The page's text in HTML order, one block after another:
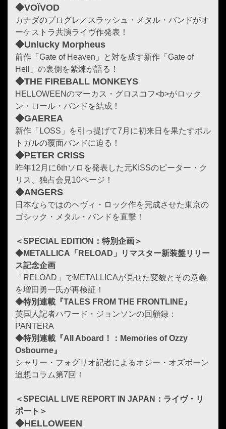
◆VOÏVOD
カナダのプログレ／スラッシュ・メタル・バンドがオ
ーケストラ共演ライヴ作発表！
◆Unlucky Morpheus
前作「Gate of Heaven」と対を成す新作「Gate of
Hell」の裏側を紫煉が語る！
◆THE FIREBALL MONKEYS
HELLOWEENのマーカス・グロスコフ<b>がロック
ン・ロール・バンドを結成！
◆GAEREA
新作「LOSS」を引っ提げて7月に初来日を果たすポル
トガルの覆面バンドに迫る！
◆PETER CRISS
昨年12月に6thソロを発表した元KISSのピーター・ク
リス、独占会見10ページ！
◆ANGERS
日本ならではのヘヴィ・ロック作を完成させた東京の
ゴシック・メタル・バンドを直撃！
＜SPECIAL EDITION：特別企画＞
◆METALLICA「RELOAD」リマスター新装盤リリー
ス記念企画
「RELOAD」でMETALLICAが見せた変貌とその意義
を増田勇一氏が再検証！
◆特別連載『TALES FROM THE FRONTLINE』
英国人記者ハワード・ジョンソンの回顧録：
PANTERA
◆特別連載『All Aboard！：Memories of Ozzy
Osbourne』
シャリー・フォグリオ記者によるオジー・オズボーン
追想コラム第7回！
＜SPECIAL LIVE REPORT IN JAPAN：ライヴ・リ
ポート＞
◆HELLOWEEN